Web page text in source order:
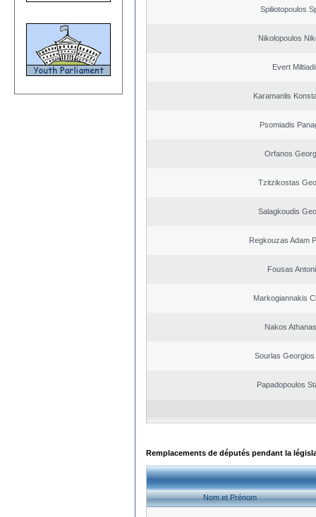
Spiliotopoulos
Nikolopoulos
Evert
Karamanlis
Psomiadis
Orfanos
Tzitzikostas
Salagkoudis
Regkouzas Adam
Fousas
Markogiannakis
Nakos
Sourlas Georgios
Papadopoulos
Remplacements de députés pendant la
Nom et Prénom